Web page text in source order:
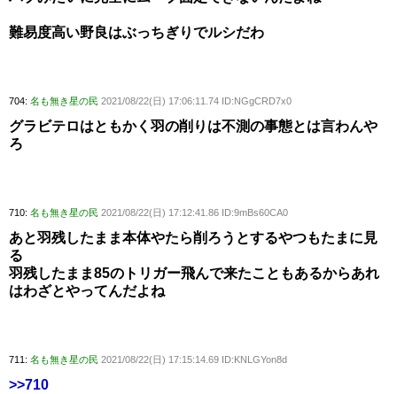
難易度高い野良はぶっちぎりでルシだわ
704: 名も無き星の民 2021/08/22(日) 17:06:11.74 ID:NGgCRD7x0
グラビテロはともかく羽の削りは不測の事態とは言わんや
ろ
710: 名も無き星の民 2021/08/22(日) 17:12:41.86 ID:9mBs60CA0
あと羽残したまま本体やたら削ろうとするやつもたまに見
る
羽残したまま85のトリガー飛んで来たこともあるからあれ
はわざとやってんだよね
711: 名も無き星の民 2021/08/22(日) 17:15:14.69 ID:KNLGYon8d
>>710